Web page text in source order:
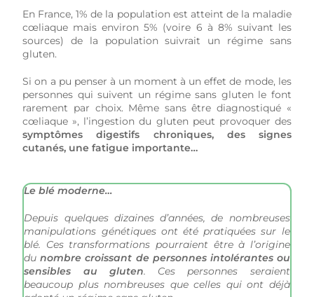
En France, 1% de la population est atteint de la maladie
cœliaque mais environ 5% (voire 6 à 8% suivant les
sources) de la population suivrait un régime sans
gluten.
Si on a pu penser à un moment à un effet de mode, les
personnes qui suivent un régime sans gluten le font
rarement par choix. Même sans être diagnostiqué «
cœliaque », l’ingestion du gluten peut provoquer des
symptômes digestifs chroniques, des signes
cutanés, une fatigue importante…
Le blé moderne…
Depuis quelques dizaines d’années, de nombreuses
manipulations génétiques ont été pratiquées sur le
blé. Ces transformations pourraient être à l’origine
dunombre croissant de personnes intolérantes ou
sensibles au gluten. Ces personnes seraient
beaucoup plus nombreuses que celles qui ont déjà